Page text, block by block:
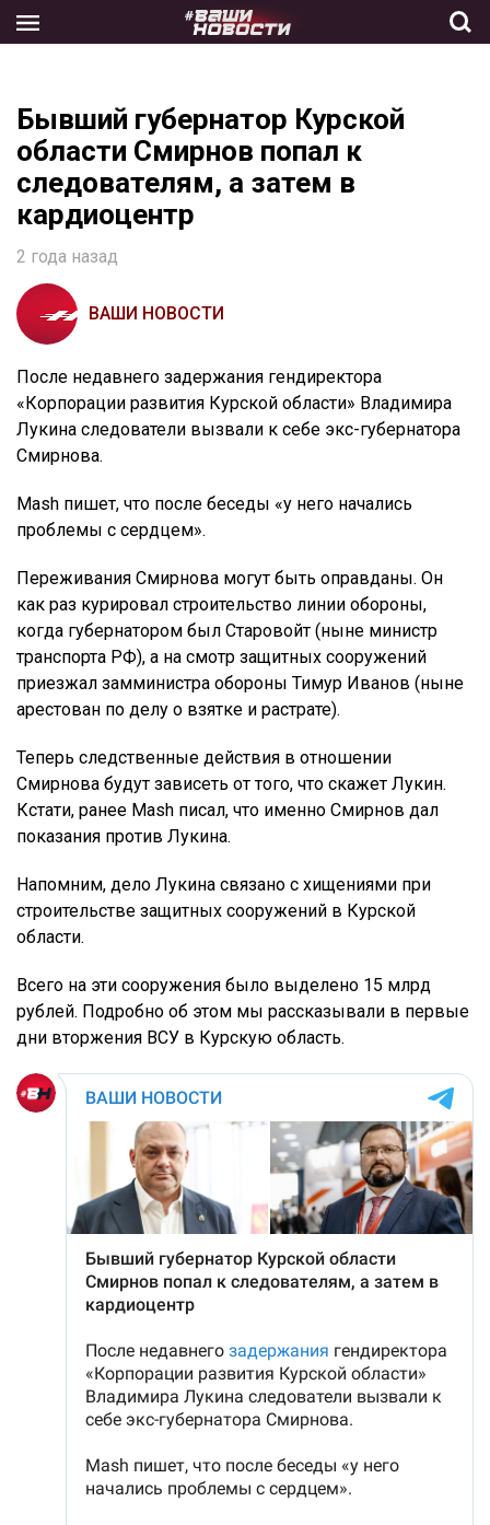
the
Бывший губернатор Курской
области Смирнов попал к
следователям, а затем в
кардиоцентр
2 года назад
ВАШИ НОВОСТИ
После недавнего задержания гендиректора
«Корпорации развития Курской области» Владимира
Лукина следователи вызвали к себе экс-губернатора
Смирнова.
Mash пишет, что после беседы «у него начались
проблемы с сердцем».
Переживания Смирнова могут быть оправданы. Он
как раз курировал строительство линии обороны,
когда губернатором был Старовойт (ныне министр
транспорта РФ), а на смотр защитных сооружений
приезжал замминистра обороны Тимур Иванов (ныне
арестован по делу о взятке и растрате).
Теперь следственные действия в отношении
Смирнова будут зависеть от того, что скажет Лукин.
Кстати, ранее Mash писал, что именно Смирнов дал
показания против Лукина.
Напомним, дело Лукина связано с хищениями при
строительстве защитных сооружений в Курской
области.
Всего на эти сооружения было выделено 15 млрд
рублей. Подробно об этом мы рассказывали в первые
дни вторжения ВСУ в Курскую область.